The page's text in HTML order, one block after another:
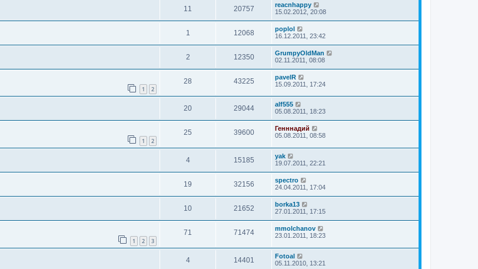
11 20757
reacnhappy
15.02.2012, 20:08
1 12068
poplol
16.12.2011, 23:42
2 12350
GrumpyOldMan
02.11.2011, 08:08
1 2
28 43225
pavelR
15.09.2011, 17:24
20 29044
alf555
05.08.2011, 18:23
1 2
25 39600
Генннадий
05.08.2011, 08:58
4 15185
yak
19.07.2011, 22:21
19 32156
spectro
24.04.2011, 17:04
10 21652
borka13
27.01.2011, 17:15
1 2 3
71 71474
mmolchanov
23.01.2011, 18:23
4 14401
Fotoal
05.11.2010, 13:21